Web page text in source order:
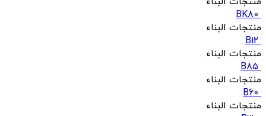
BK80
منتجات البناء
B12
منتجات البناء
B85
منتجات البناء
B60
منتجات البناء